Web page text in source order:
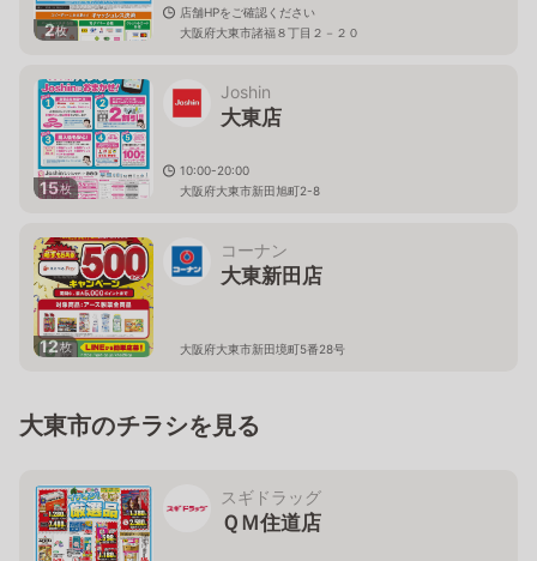
2枚
店舗HPをご確認ください
大阪府大東市諸福８丁目２－２０
15枚
Joshin
大東店
10:00-20:00
大阪府大東市新田旭町2-8
12枚
コーナン
大東新田店
大阪府大東市新田境町5番28号
大東市のチラシを見る
スギドラッグ
ＱＭ住道店